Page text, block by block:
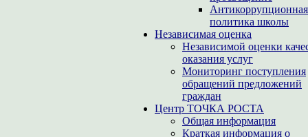
Антикоррупционная
политика школы
Независимая оценка
Независимой оценки
оказания услуг
Мониторинг поступления
обращений предложений
граждан
Центр ТОЧКА РОСТА
Общая информация
Краткая информация о